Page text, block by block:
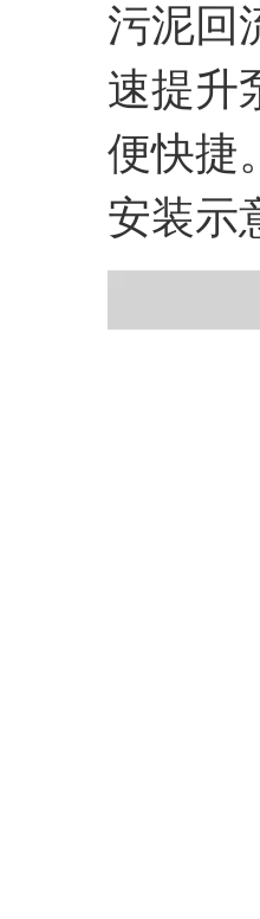
污泥回
速提升
便快捷
安装示